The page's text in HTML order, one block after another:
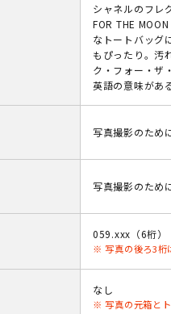
シャネルのフレ
FOR THE
なトートバッグ
もぴったり。汚
ク・フォー・ザ
英語の意味があ
写真撮影のため
写真撮影のため
059.xxx（6桁）
※ 写真の後ろ3桁
なし
※ 写真の元箱とト